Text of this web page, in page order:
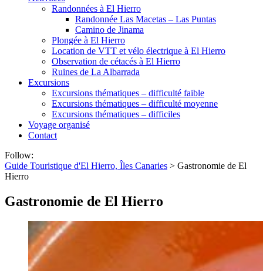
Randonnées à El Hierro
Randonnée Las Macetas – Las Puntas
Camino de Jinama
Plongée à El Hierro
Location de VTT et vélo électrique à El Hierro
Observation de cétacés à El Hierro
Ruines de La Albarrada
Excursions
Excursions thématiques – difficulté faible
Excursions thématiques – difficulté moyenne
Excursions thématiques – difficiles
Voyage organisé
Contact
Follow:
Guide Touristique d'El Hierro, Îles Canaries > Gastronomie de El
Hierro
Gastronomie de El Hierro